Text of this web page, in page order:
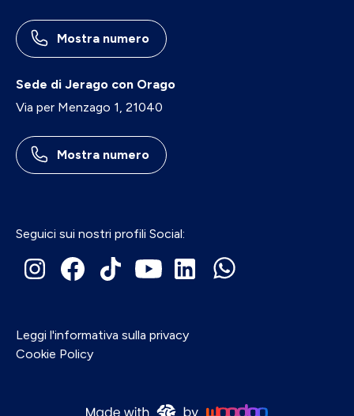
Mostra numero
Sede di Jerago con Orago
Via per Menzago 1, 21040
Mostra numero
Seguici sui nostri profili Social:
Leggi l'informativa sulla privacy
Cookie Policy